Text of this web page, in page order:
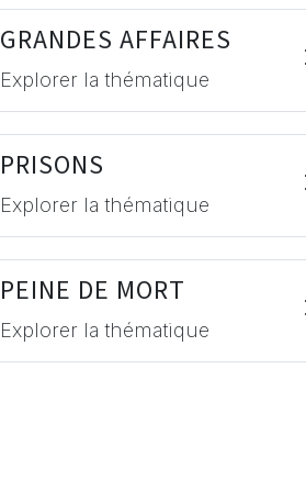
GRANDES AFFAIRES
Explorer la thématique
PRISONS
Explorer la thématique
PEINE DE MORT
Explorer la thématique